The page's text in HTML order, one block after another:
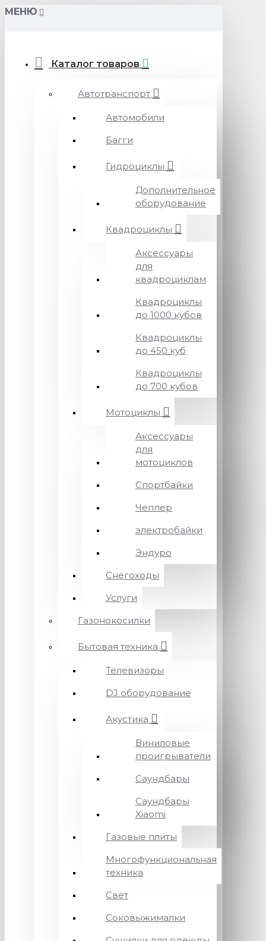
МЕНЮ
Каталог товаров
Автотранспорт
Автомобили
Багги
Гидроциклы
Дополнительное
оборудование
Квадроциклы
Аксессуары
для
квадроциклам
Квадроциклы
до 1000 кубов
Квадроциклы
до 450 куб
Квадроциклы
до 700 кубов
Мотоциклы
Аксессуары
для
мотоциклов
Спортбайки
Чеппер
электробайки
Эндуро
Снегоходы
Услуги
Газонокосилки
Бытовая техника
Телевизоры
DJ оборудование
Акустика
Виниловые
проигрыватели
Саундбары
Саундбары
Xiaomi
Газовые плиты
Многофункциональная
техника
Свет
Соковыжималки